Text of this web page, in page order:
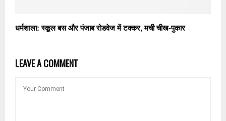
धर्मशाला: स्कूल बस और पंजाब रोडवेज में टक्कर, मची चीख-पुकार
LEAVE A COMMENT